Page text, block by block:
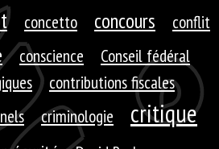
concetto concours
conflit
conscience
Conseil fédéral
contributions fiscales
criminologie
critique